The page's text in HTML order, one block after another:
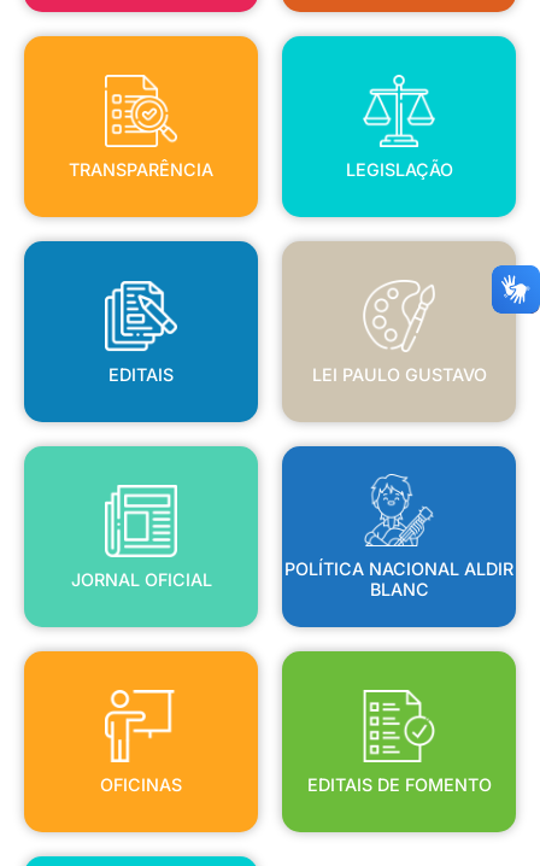
TRANSPARÊNCIA
TRANSPARÊNCIA
LEGISLAÇÃO
LEGISLAÇÃO
EDITAIS
EDITAIS
LEI PAULO GUSTAVO
LEI PAULO GUSTAVO
JORNAL OFICIAL
JORNAL OFICIAL
POLÍTICA NACIONAL ALDIR
BLANC
POLÍTICA NACIONAL ALDIR
BLANC
OFICINAS
OFICINAS
EDITAIS DE FOMENTO
EDITAIS DE FOMENTO